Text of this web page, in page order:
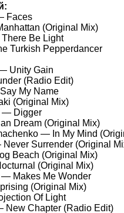
Faces
(Original Mix)
Be Light
Turkish Pepperdancer
Unity Gain
(Radio Edit)
My Name
(Original Mix)
— Digger
Dream (Original Mix)
— In My Mind
Surrender (Original
Beach (Original Mix)
(Original Mix)
Makes Me Wonder
(Original Mix)
Of Light
New Chapter (Radio Edit)